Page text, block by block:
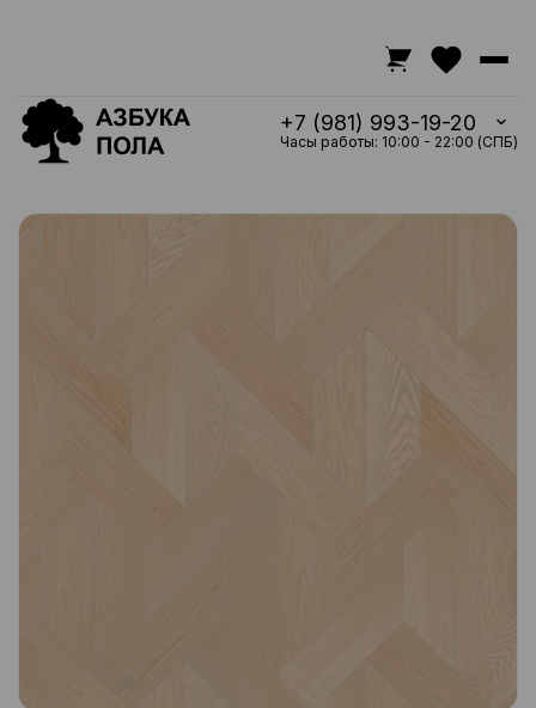
+7 (981) 993-19-20
Часы работы: 10:00 - 22:00 (СПБ)